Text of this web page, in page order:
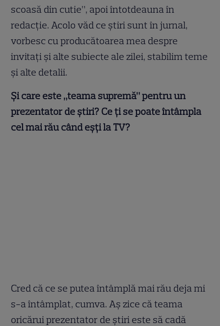
scoasă din cutie”, apoi întotdeauna în
redacție. Acolo văd ce știri sunt în jurnal,
vorbesc cu producătoarea mea despre
invitați și alte subiecte ale zilei, stabilim teme
și alte detalii.
Și care este „teama supremă” pentru un
prezentator de știri? Ce ți se poate întâmpla
cel mai rău când eșți la TV?
Cred că ce se putea întâmplă mai rău deja mi
s-a întâmplat, cumva. Aș zice că teama
oricărui prezentator de știri este să cadă